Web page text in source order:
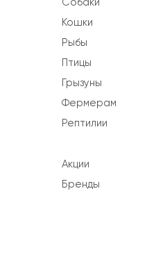
Кошки
Рыбы
Птицы
Грызуны
Фермерам
Рептилии
Акции
Бренды